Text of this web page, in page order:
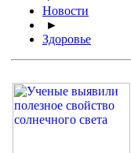
Новости
►
Здоровье